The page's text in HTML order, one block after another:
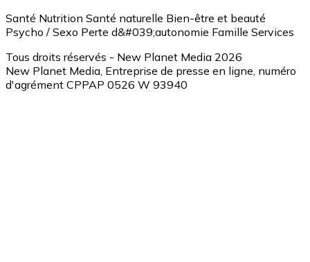
Santé Nutrition Santé naturelle Bien-être et beauté
Psycho / Sexo Perte d&#039;autonomie Famille Services
Tous droits réservés - New Planet Media 2026
New Planet Media, Entreprise de presse en ligne, numéro
d'agrément CPPAP 0526 W 93940